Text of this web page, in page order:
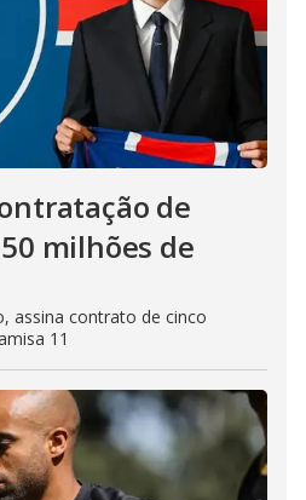
de
milhões de
assina contrato de cinco
11